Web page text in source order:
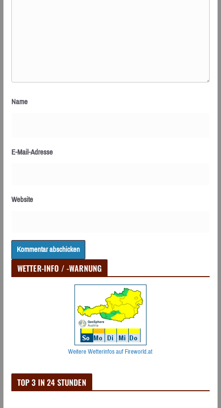
Name
E-Mail-Adresse
Website
WETTER-INFO / -WARNUNG
Weitere Wetterinfos auf Fireworld.at
TOP 3 IN 24 STUNDEN